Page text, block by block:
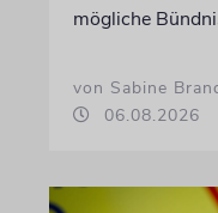
mögliche
von Sabine
06.08.2026